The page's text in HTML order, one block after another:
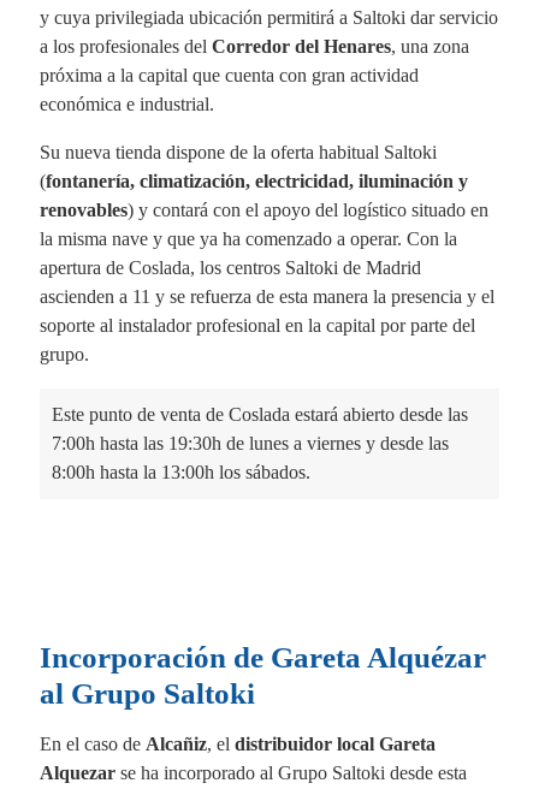
y cuya privilegiada ubicación permitirá a Saltoki dar servicio
a los profesionales del Corredor del Henares, una zona
próxima a la capital que cuenta con gran actividad
económica e industrial.
Su nueva tienda dispone de la oferta habitual Saltoki
(fontanería, climatización, electricidad, iluminación y
renovables) y contará con el apoyo del logístico situado en
la misma nave y que ya ha comenzado a operar. Con la
apertura de Coslada, los centros Saltoki de Madrid
ascienden a 11 y se refuerza de esta manera la presencia y el
soporte al instalador profesional en la capital por parte del
grupo.
Este punto de venta de Coslada estará abierto desde las
7:00h hasta las 19:30h de lunes a viernes y desde las
8:00h hasta la 13:00h los sábados.
Incorporación de Gareta Alquézar
al Grupo Saltoki
En el caso de Alcañiz, el distribuidor local Gareta
Alquezar se ha incorporado al Grupo Saltoki desde esta